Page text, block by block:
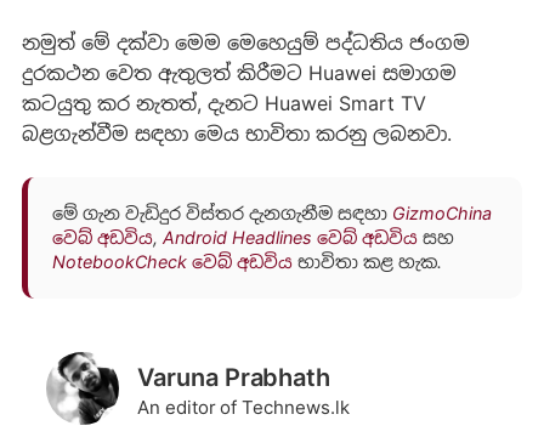
නමුත් මේ දක්වා මෙම මෙහෙයුම් පද්ධතිය ජංගම
දුරකථන වෙත ඇතුලත් කිරීමට Huawei සමාගම
කටයුතු කර නැතත්, දැනට Huawei Smart TV
බළගැන්වීම සඳහා මෙය භාවිතා කරනු ලබනවා.
මේ ගැන වැඩිදුර විස්තර දැනගැනීම සඳහා GizmoChina
වෙබ් අඩවිය, Android Headlines වෙබ් අඩවියසහ
NotebookCheck වෙබ් අඩවියභාවිතා කළ හැක.
Varuna Prabhath
An editor of Technews.lk